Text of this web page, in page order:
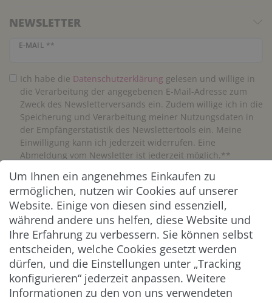
NEWSLETTER
E-MAIL **
Newsletter Honig
Ich habe die Daten­schutz­erklärung gelesen und willige in
die Verarbeitung der angegebenen E-Mail-Adresse zum
Zweck des Newsletterversands ein. Zudem willige ich in die
Speicherung und Verarbeitung meiner Nutzungsdaten in
der Empfängerstatistik des Newslettertools ein. Meine
Einwilligung kann ich jederzeit widerrufen. Eine
Abmeldung vom Newsletter ist jederzeit möglich.**
Abonnieren
** Hierbei handelt es sich um ein Pflichtfeld.
ZAHLUNG & VERSAND
Um Ihnen ein angenehmes Einkaufen zu
ermöglichen, nutzen wir Cookies auf unserer
Website. Einige von diesen sind essenziell,
während andere uns helfen, diese Website und
Ihre Erfahrung zu verbessern. Sie können selbst
entscheiden, welche Cookies gesetzt werden
dürfen, und die Einstellungen unter „Tracking
konfigurieren“ jederzeit anpassen. Weitere
Informationen zu den von uns verwendeten